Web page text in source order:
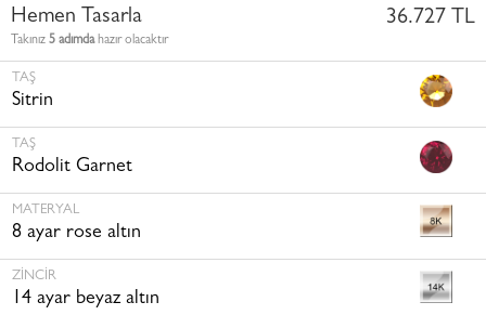
Hemen Tasarla
Takınız 5 adımdahazır olacaktır
36.727 TL
TAŞ
Sitrin
TAŞ
Rodolit Garnet
MATERYAL
8 ayar rose altın
ZINCIR
14 ayar beyaz altın